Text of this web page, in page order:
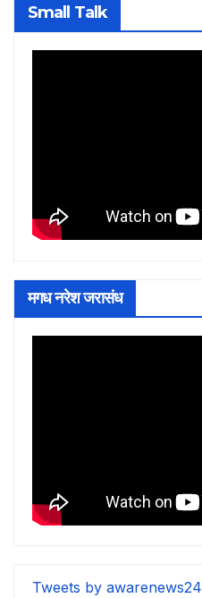
Small Talk
मगध नरेश जरासंध
Tweets by awarenews24